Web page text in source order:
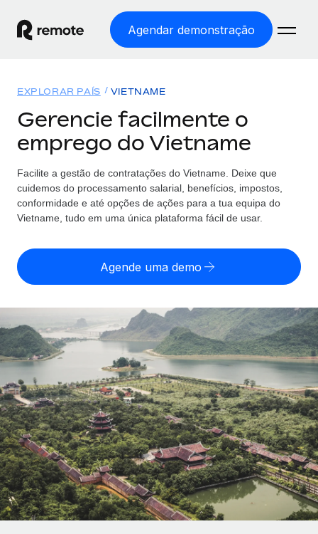
Agendar demonstração
EMPREGO GLOBAL
Processamento Salarial
Processamento salarial fácil e em conformidade
Employer of Record
entidades
SERVICES
Perguntar a um especialista
Obtenha apoio especializado em RH e
conformidade globais
Soluções
COBERTURA GLOBAL
Explorador de países
Encontra apoio para emprego global por país
Comparar a Remote
Veja como nos comparamos com os outros
TORNE-SE NOSSO PARCEIRO
Parceiros tecnológicos estratégicos
Integre os RH globais na sua plataforma de forma
CASE STUDIES
Cultivating a Thriving Remote-First Culture in
Partnership with Remote
At a glance Discover the evolution of TheyDo, a pioneering
journey management platform that has...
Preçário
English
Français
Deutsch
Español
Italiano
Português (Portugal)
日本語
Início de sessão
EXPLORAR PAÍS VIETNAME
Gerencie facilmente o
emprego do Vietname
Facilite a gestão de contratações do Vietname. Deixe que
cuidemos do processamento salarial, benefícios, impostos,
conformidade e até opções de ações para a tua equipa do
Vietname, tudo em uma única plataforma fácil de usar.
Agende uma demo